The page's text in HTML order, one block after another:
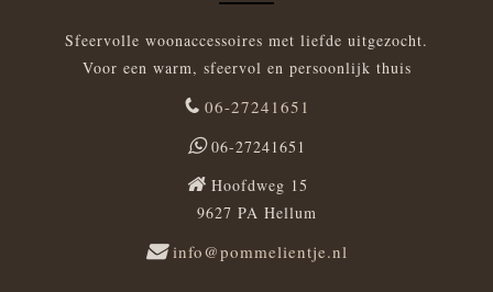
Sfeervolle woonaccessoires met liefde uitgezocht.
Voor een warm, sfeervol en persoonlijk thuis
06-27241651
06-27241651
Hoofdweg 15
9627 PA Hellum
info@pommelientje.nl